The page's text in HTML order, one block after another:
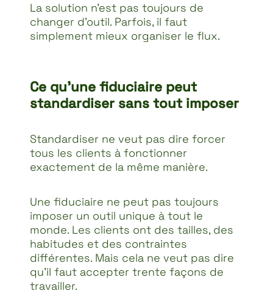
La solution n’est pas toujours de
changer d’outil. Parfois, il faut
simplement mieux organiser le flux.
Ce qu’une fiduciaire peut
standardiser sans tout imposer
Standardiser ne veut pas dire forcer
tous les clients à fonctionner
exactement de la même manière.
Une fiduciaire ne peut pas toujours
imposer un outil unique à tout le
monde. Les clients ont des tailles, des
habitudes et des contraintes
différentes. Mais cela ne veut pas dire
qu’il faut accepter trente façons de
travailler.